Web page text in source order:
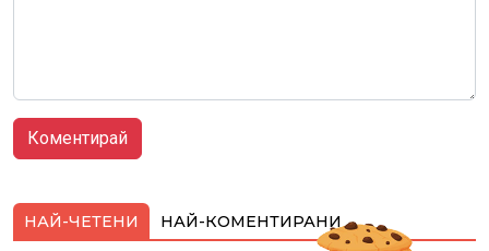
НАЙ-ЧЕТЕНИ НАЙ-КОМЕНТИРАНИ